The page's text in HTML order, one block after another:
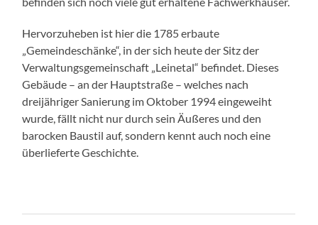
Hervorzuheben ist hier die 1785 erbaute
„Gemeindeschänke“, in der sich heute der Sitz der
Verwaltungsgemeinschaft „Leinetal“ befindet. Dieses
Gebäude – an der Hauptstraße – welches nach
dreijähriger Sanierung im Oktober 1994 eingeweiht
wurde, fällt nicht nur durch sein Äußeres und den
barocken Baustil auf, sondern kennt auch noch eine
überlieferte Geschichte.